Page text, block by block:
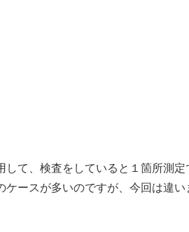
て、検査をしていると１箇所測
ースが多いのですが、今回は違い